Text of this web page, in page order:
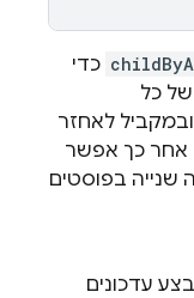
כדי
כל
לאחזר
אחר כך אפשר
בפוסטים
עדכונים